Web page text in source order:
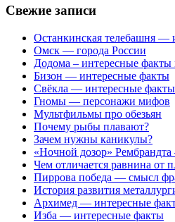
Свежие записи
Останкинская телебашня —
Омск — города России
Додома – интересные факты
Бизон — интересные факты
Свёкла — интересные факты
Гномы — персонажи мифов
Мультфильмы про обезьян
Почему рыбы плавают?
Зачем нужны каникулы?
«Ночной дозор»
Чем отличается равнина от
Пиррова победа — смысл
История развития
Архимед — интересные
Изба — интересные факты